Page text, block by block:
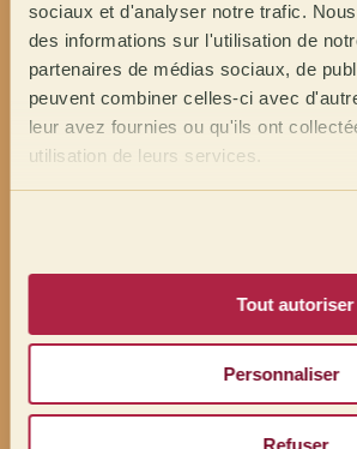
sociaux et d'analyser notre trafic.
des informations sur l'utilisation de
partenaires de médias sociaux, de
peuvent combiner celles-ci avec
leur avez fournies ou qu'ils ont
utilisation de leurs services.
Tout autoriser
Personnaliser
Refuser